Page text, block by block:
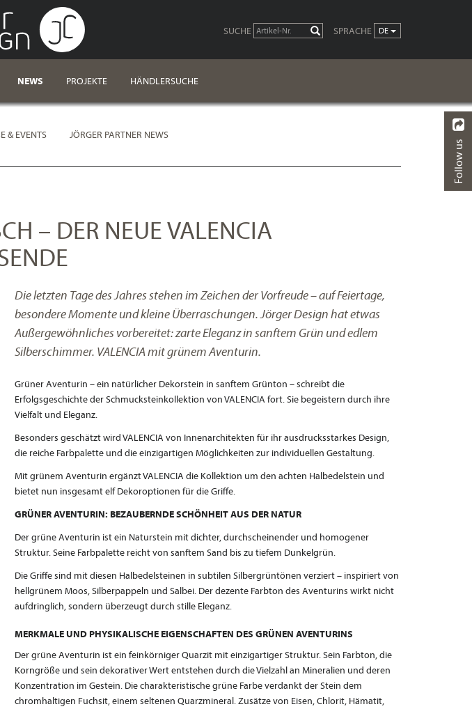
SPRACHE DE
SUCHE LOS
NEWS PROJEKTE HÄNDLERSUCHE
& EVENTS JÖRGER PARTNER NEWS
– DER NEUE VALENCIA
Die letzten Tage des Jahres stehen im Zeichen der Vorfreude – auf Feiertage,
besondere Momente und kleine Überraschungen. Jörger Design hat etwas
Außergewöhnliches vorbereitet: zarte Eleganz in sanftem Grün und edlem
Silberschimmer. VALENCIA mit grünem Aventurin.
Grüner Aventurin – ein natürlicher Dekorstein in sanftem Grünton – schreibt die
Erfolgsgeschichte der Schmucksteinkollektion von VALENCIA fort. Sie begeistern durch ihre
Vielfalt und Eleganz.
Besonders geschätzt wird VALENCIA von Innenarchitekten für ihr ausdrucksstarkes Design,
die reiche Farbpalette und die einzigartigen Möglichkeiten zur individuellen Gestaltung.
Mit grünem Aventurin ergänzt VALENCIA die Kollektion um den achten Halbedelstein und
bietet nun insgesamt elf Dekoroptionen für die Griffe.
GRÜNER AVENTURIN: BEZAUBERNDE SCHÖNHEIT AUS DER NATUR
Der grüne Aventurin ist ein Naturstein mit dichter, durchscheinender und homogener
Struktur. Seine Farbpalette reicht von sanftem Sand bis zu tiefem Dunkelgrün.
Die Griffe sind mit diesen Halbedelsteinen in subtilen Silbergrüntönen verziert – inspiriert von
hellgrünem Moos, Silberpappeln und Salbei. Der dezente Farbton des Aventurins wirkt nicht
aufdringlich, sondern überzeugt durch stille Eleganz.
MERKMALE UND PHYSIKALISCHE EIGENSCHAFTEN DES GRÜNEN AVENTURINS
Der grüne Aventurin ist ein feinkörniger Quarzit mit einzigartiger Struktur. Sein Farbton, die
Korngröße und sein dekorativer Wert entstehen durch die Vielzahl an Mineralien und deren
Konzentration im Gestein. Die charakteristische grüne Farbe verdankt der Stein dem
chromhaltigen Fuchsit, einem seltenen Quarzmineral. Zusätze von Eisen, Chlorit, Hämatit,
Follow us